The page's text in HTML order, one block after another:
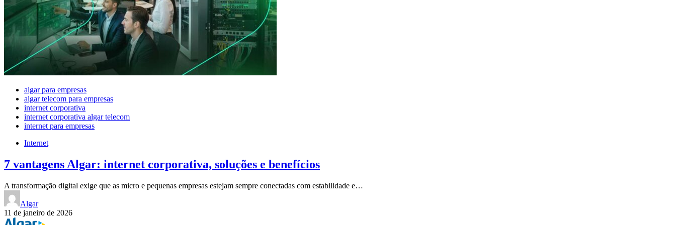
algar para empresas
algar telecom para empresas
internet corporativa
internet corporativa algar telecom
internet para empresas
Internet
7 vantagens Algar: internet corporativa, soluções e benefícios
A transformação digital exige que as micro e pequenas empresas estejam sempre conectadas com estabilidade e…
Algar
11 de janeiro de 2026